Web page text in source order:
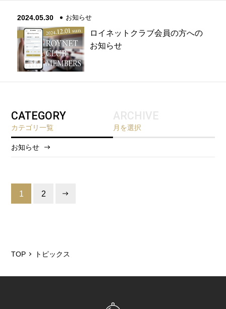
2024.05.30 お知らせ
ロイネットクラブ会員の方への
お知らせ
CATEGORY
カテゴリ一覧
お知らせ
ARCHIVE
月を選択
2026/5
2026/2
1 2
TOP トピックス